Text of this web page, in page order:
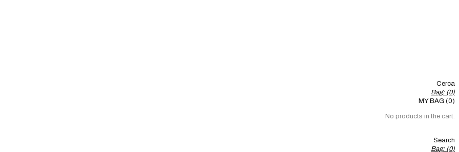
Cerca
Bag: (0)
MY BAG (0)
No products in the cart.
Search
Bag: (0)